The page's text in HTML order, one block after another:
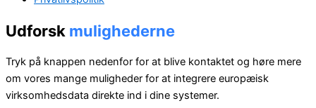
Udforsk mulighederne
Tryk på knappen nedenfor for at blive kontaktet og høre mere
om vores mange muligheder for at integrere europæisk
virksomhedsdata direkte ind i dine systemer.